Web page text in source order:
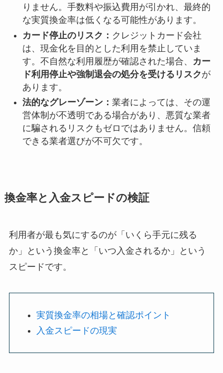
りません。手数料や振込費用が引かれ、最終的
な実質換金率は低くなる可能性があります。
カード停止のリスク： クレジットカード会社
は、現金化を目的とした利用を禁止していま
す。不自然な利用履歴が確認された場合、
カー
ド利用停止や強制退会の処分を受けるリスクが
あります。
法的なグレーゾーン： 業者によっては、その運
営体制が不透明である場合があり、悪質な業者
に騙されるリスクもゼロではありません。信頼
できる業者選びが不可欠です。
換金率と入金スピードの検証
利用者が最も気にするのが「いくら手元に残る
か」という換金率と「いつ入金されるか」という
スピードです。
実質換金率の相場と確認ポイント
入金スピードの現実